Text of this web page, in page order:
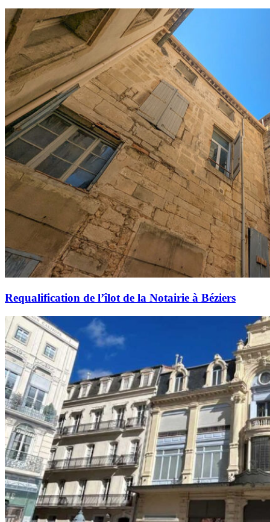
Requalification de l’îlot de la Notairie à Béziers